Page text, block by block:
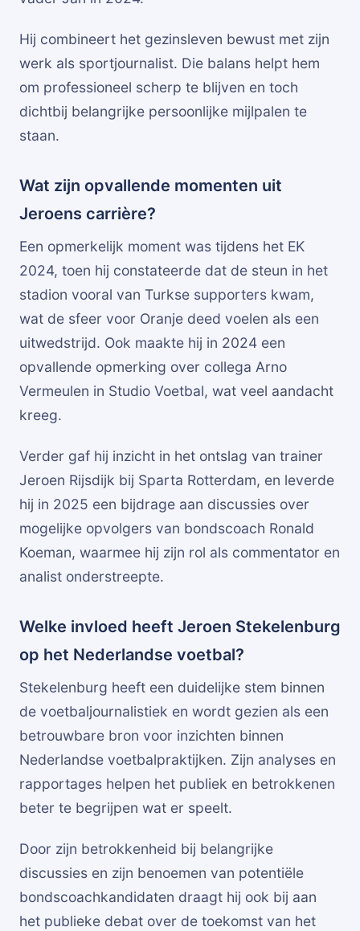
Hij combineert het gezinsleven bewust met zijn
werk als sportjournalist. Die balans helpt hem
om professioneel scherp te blijven en toch
dichtbij belangrijke persoonlijke mijlpalen te
staan.
Wat zijn opvallende momenten uit
Jeroens carrière?
Een opmerkelijk moment was tijdens het EK
2024, toen hij constateerde dat de steun in het
stadion vooral van Turkse supporters kwam,
wat de sfeer voor Oranje deed voelen als een
uitwedstrijd. Ook maakte hij in 2024 een
opvallende opmerking over collega Arno
Vermeulen in Studio Voetbal, wat veel aandacht
kreeg.
Verder gaf hij inzicht in het ontslag van trainer
Jeroen Rijsdijk bij Sparta Rotterdam, en leverde
hij in 2025 een bijdrage aan discussies over
mogelijke opvolgers van bondscoach Ronald
Koeman, waarmee hij zijn rol als commentator en
analist onderstreepte.
Welke invloed heeft Jeroen Stekelenburg
op het Nederlandse voetbal?
Stekelenburg heeft een duidelijke stem binnen
de voetbaljournalistiek en wordt gezien als een
betrouwbare bron voor inzichten binnen
Nederlandse voetbalpraktijken. Zijn analyses en
rapportages helpen het publiek en betrokkenen
beter te begrijpen wat er speelt.
Door zijn betrokkenheid bij belangrijke
discussies en zijn benoemen van potentiële
bondscoachkandidaten draagt hij ook bij aan
het publieke debat over de toekomst van het